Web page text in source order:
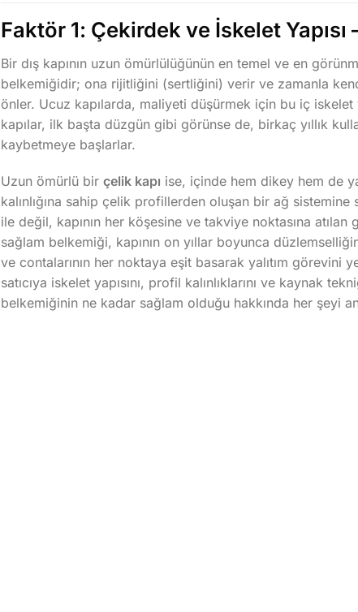
Faktör 1: Çekirdek ve İskelet Yapısı
Bir dış kapının uzun ömürlülüğünün en temel ve en
belkemiğidir; ona rijitliğini (sertliğini) verir ve zamanla
önler. Ucuz kapılarda, maliyeti düşürmek için bu iç
kapılar, ilk başta düzgün gibi görünse de, birkaç yıllık
kaybetmeye başlarlar.
Uzun ömürlü bir çelik kapı ise, içinde hem dikey hem de
kalınlığına sahip çelik profillerden oluşan bir ağ
ile değil, kapının her köşesine ve takviye noktasına atılan
sağlam belkemiği, kapının on yıllar boyunca
ve contalarının her noktaya eşit basarak yalıtım görevini
satıcıya iskelet yapısını, profil kalınlıklarını ve kaynak
belkemiğinin ne kadar sağlam olduğu hakkında her şeyi